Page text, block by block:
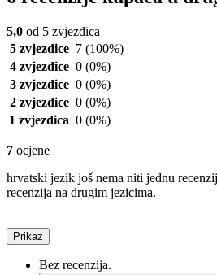
5,0 od 5 zvjezdica
5 zvjezdice 7 (100%)
4 zvjezdice 0 (0%)
3 zvjezdice 0 (0%)
2 zvjezdice 0 (0%)
1 zvjezdica 0 (0%)
7 ocjene
hrvatski jezik još nema niti jednu
recenzija na drugim jezicima.
Prikaz
Bez recenzija.